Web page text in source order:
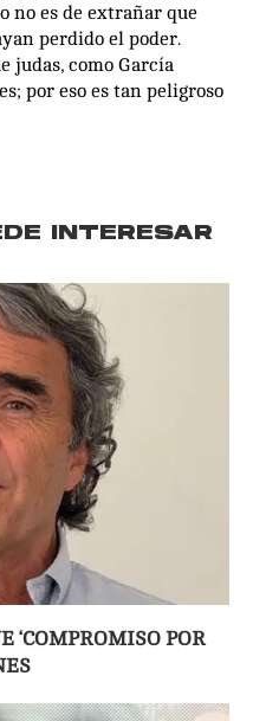
no es de extrañar que
perdido el poder.
judas, como García
por eso es tan peligroso
INTERESAR
‘COMPROMISO POR